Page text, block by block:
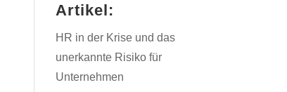
Artikel:
HR in der Krise und das
unerkannte Risiko für
Unternehmen